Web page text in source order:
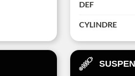
DEF
CYLINDRE